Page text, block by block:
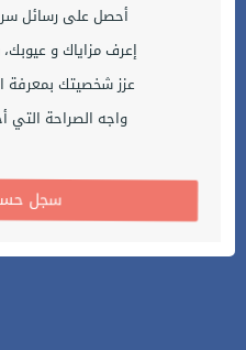
أحصل على رسائل
إعرف مزاياك و
عزز شخصيتك بمعرفة
واجه الصراحة التي
! سجل